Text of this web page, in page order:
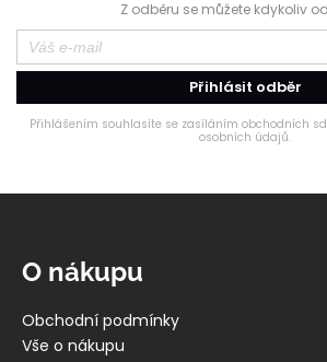
Z odběru se můžete kdykoliv
Přihlásit odběr
Přihlášením souhlasíte se zasíláním obchodních
osobních údajů.
O nákupu
Obchodní podmínky
Vše o nákupu